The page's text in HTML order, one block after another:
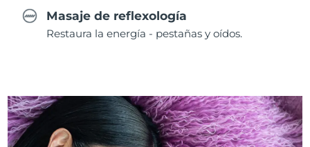
Masaje de reflexología
Restaura la energía - pestañas y oídos.